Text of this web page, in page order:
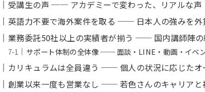
受講生の声 ── アカデミーで変わった、リアルな声
英語力不要で海外案件を取る ── 日本人の強みを外
業務委託50社以上の実績者が揃う ── 国内講師陣
サポート体制の全体像 ── 面談・LINE・動画・イベ
カリキュラムは全員違う ── 個人の状況に応じたオ
創業以来一度も営業なし ── 若色さんのキャリアと